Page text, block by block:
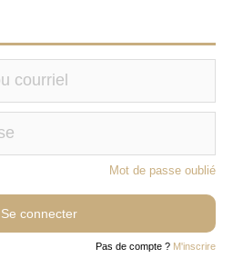
Mot de passe oublié
Pas de compte ? M'inscrire